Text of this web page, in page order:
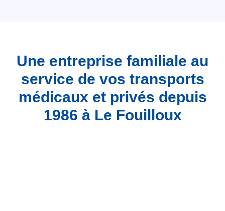
Une entreprise familiale au
service de vos transports
médicaux et privés depuis
1986 à Le Fouilloux